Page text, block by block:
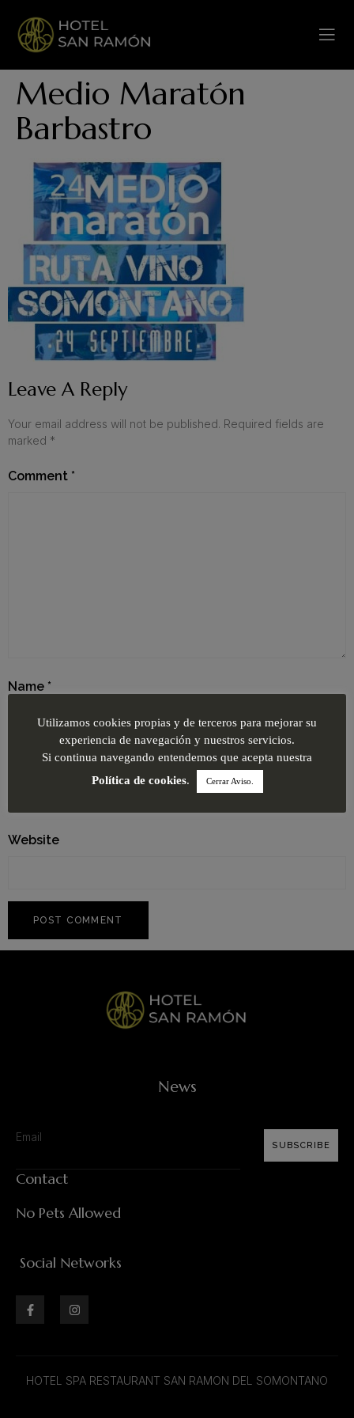
Medio Maratón
Barbastro
Leave A Reply
Your email address will not be published. Required fields are
marked *
Comment *
Name *
Email*
Website
News
SUBSCRIBE
Contact
No Pets Allowed
Social Networks
HOTEL SPA RESTAURANT SAN RAMON DEL SOMONTANO
Utilizamos cookies propias y de terceros para mejorar su
experiencia de navegación y nuestros servicios.
Si continua navegando entendemos que acepta nuestra
Política de cookies. Cerrar Aviso.